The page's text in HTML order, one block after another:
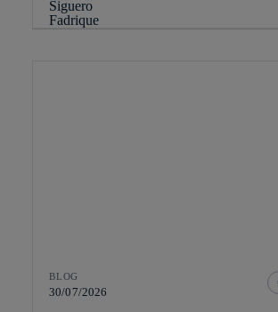
BLOG
30/07/2026